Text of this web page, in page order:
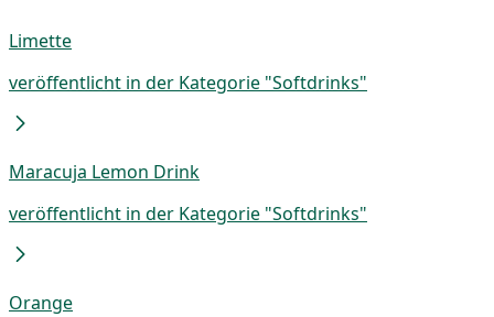
Limette
veröffentlicht in der Kategorie "Softdrinks"
Maracuja Lemon Drink
veröffentlicht in der Kategorie "Softdrinks"
Orange